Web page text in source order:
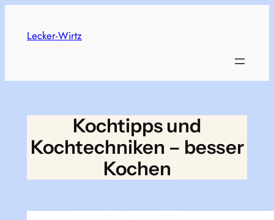
content
Lecker-Wirtz
Kochtipps und
Kochtechniken – besser
Kochen